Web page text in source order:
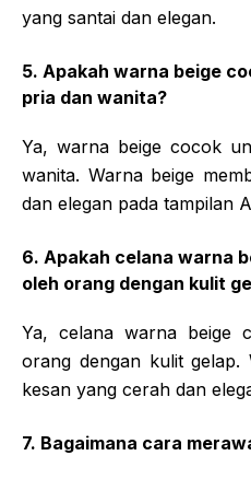
yang santai dan elegan.
5. Apakah warna beige
pria dan wanita?
Ya, warna beige cocok
wanita. Warna beige
dan elegan pada tampilan
6. Apakah celana warna
oleh orang dengan kulit
Ya, celana warna beige
orang dengan kulit gelap.
kesan yang cerah dan
7. Bagaimana cara